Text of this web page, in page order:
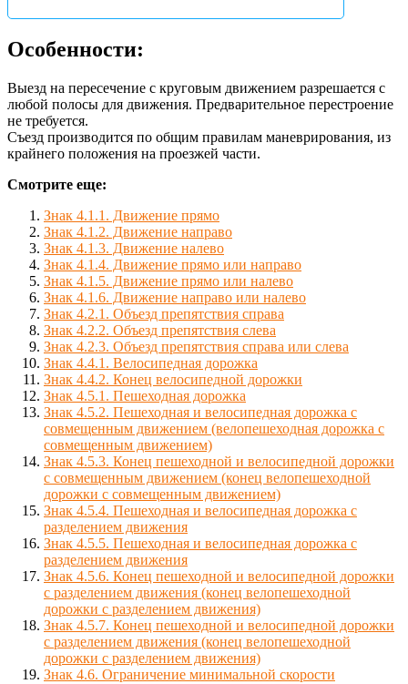
Особенности:
Выезд на пересечение с круговым движением разрешается с
любой полосы для движения. Предварительное перестроение
не требуется.
Съезд производится по общим правилам маневрирования, из
крайнего положения на проезжей части.
Смотрите еще:
Знак 4.1.1. Движение прямо
Знак 4.1.2. Движение направо
Знак 4.1.3. Движение налево
Знак 4.1.4. Движение прямо или направо
Знак 4.1.5. Движение прямо или налево
Знак 4.1.6. Движение направо или налево
Знак 4.2.1. Объезд препятствия справа
Знак 4.2.2. Объезд препятствия слева
Знак 4.2.3. Объезд препятствия справа или слева
Знак 4.4.1. Велосипедная дорожка
Знак 4.4.2. Конец велосипедной дорожки
Знак 4.5.1. Пешеходная дорожка
Знак 4.5.2. Пешеходная и велосипедная дорожка с
совмещенным движением (велопешеходная дорожка с
совмещенным движением)
Знак 4.5.3. Конец пешеходной и велосипедной дорожки
с совмещенным движением (конец велопешеходной
дорожки с совмещенным движением)
Знак 4.5.4. Пешеходная и велосипедная дорожка с
разделением движения
Знак 4.5.5. Пешеходная и велосипедная дорожка с
разделением движения
Знак 4.5.6. Конец пешеходной и велосипедной дорожки
с разделением движения (конец велопешеходной
дорожки с разделением движения)
Знак 4.5.7. Конец пешеходной и велосипедной дорожки
с разделением движения (конец велопешеходной
дорожки с разделением движения)
Знак 4.6. Ограничение минимальной скорости